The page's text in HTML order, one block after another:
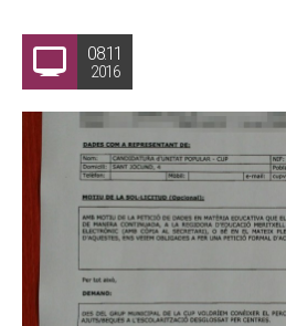
08.11
2016